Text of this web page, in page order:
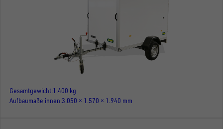
Gesamtgewicht 1.400 kg
Aufbaumaße innen 3.050 × 1.570 × 1.940 mm